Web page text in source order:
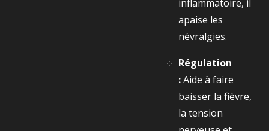
inflammatoire, il
apaise les
névralgies.
Régulation
:Aide à faire
baisser la fièvre,
la tension